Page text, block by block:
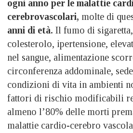
ogni anno per le malattie
cerebrovascolari, molte di
anni di età. Il fumo di
colesterolo, ipertensione,
nel sangue, alimentazione
circonferenza addominale,
condizioni di vita in ambienti
fattori di rischio modificabili
almeno l’80% delle morti
malattie cardio-cerebro